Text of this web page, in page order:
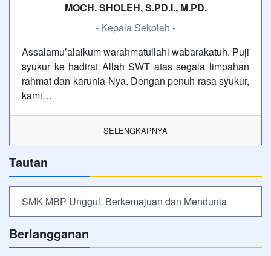
MOCH. SHOLEH, S.PD.I., M.PD.
- Kepala Sekolah -
Assalamu’alaikum warahmatullahi wabarakatuh. Puji
syukur ke hadirat Allah SWT atas segala limpahan
rahmat dan karunia-Nya. Dengan penuh rasa syukur,
kami…
SELENGKAPNYA
Tautan
SMK MBP Unggul, Berkemajuan dan Mendunia
Berlangganan